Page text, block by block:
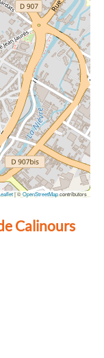
|©OpenStreetMapcontributors
Calinours